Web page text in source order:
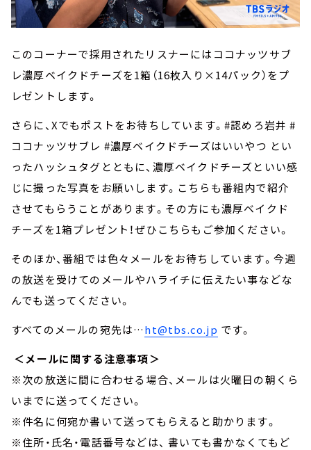
このコーナーで採用されたリスナーにはココナッツサブ
レ濃厚ベイクドチーズを1箱（16枚入り×14パック）をプ
レゼントします。
さらに、Xでもポストをお待ちしています。#認めろ岩井 #
ココナッツサブレ #濃厚ベイクドチーズはいいやつ とい
ったハッシュタグとともに、濃厚ベイクドチーズといい感
じに撮った写真をお願いします。こちらも番組内で紹介
させてもらうことがあります。その方にも濃厚ベイクド
チーズを1箱プレゼント！ぜひこちらもご参加ください。
そのほか、番組では色々メールをお待ちしています。今週
の放送を受けてのメールやハライチに伝えたい事などな
んでも送ってください。
すべてのメールの宛先は…ht@tbs.co.jp です。
＜メールに関する注意事項＞
※次の放送に間に合わせる場合、メールは火曜日の朝くら
いまでに送ってください。
※件名に何宛か書いて送ってもらえると助かります。
※住所・氏名・電話番号などは、 書いても書かなくてもど